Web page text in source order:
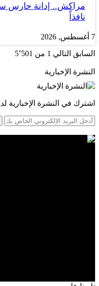
نافذاً
7 أغسطس, 2026
السابق التالي 1 من 5٬501
النشرة الإخبارية
اشترك في النشرة الإخبارية